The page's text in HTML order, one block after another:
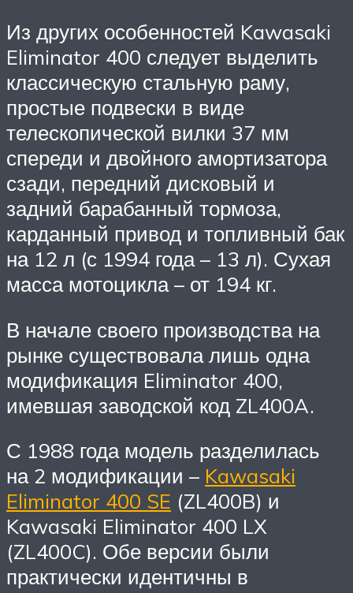
Из других особенностей Kawasaki
Eliminator 400 следует выделить
классическую стальную раму,
простые подвески в виде
телескопической вилки 37 мм
спереди и двойного амортизатора
сзади, передний дисковый и
задний барабанный тормоза,
карданный привод и топливный бак
на 12 л (с 1994 года – 13 л). Сухая
масса мотоцикла – от 194 кг.
В начале своего производства на
рынке существовала лишь одна
модификация Eliminator 400,
имевшая заводской код ZL400A.
С 1988 года модель разделилась
на 2 модификации – Kawasaki
Eliminator 400 SE (ZL400B) и
Kawasaki Eliminator 400 LX
(ZL400C). Обе версии были
практически идентичны в